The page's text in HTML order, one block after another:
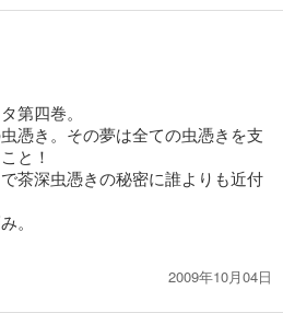
謳う虫たち（上）
る
謳う虫たち（下）
第四巻。
憑き。その夢は全ての虫憑きを支
と！
茶深虫憑きの秘密に誰よりも近付
。
2009年10月04日